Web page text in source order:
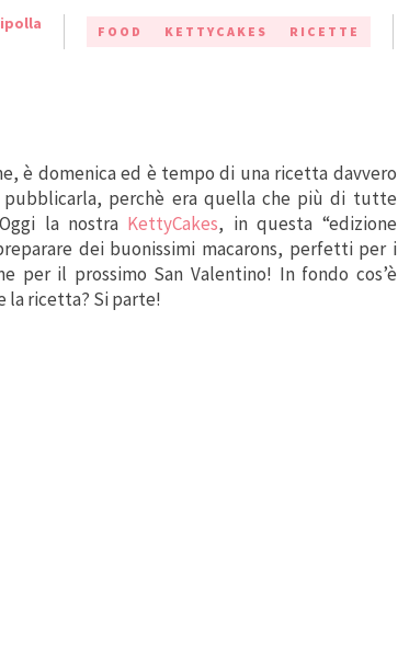
FOOD KETTYCAKES RICETTE
è domenica ed è tempo di una ricetta davvero
perchè era quella che più di tutte
la nostra KettyCakes, in questa “edizione
dei buonissimi macarons, perfetti per i
per il prossimo San Valentino! In fondo cos’è
la ricetta? Si parte!